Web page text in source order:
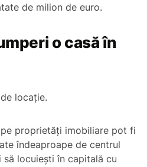
de milion de euro.
o casă în
locație.
proprietăți imobiliare pot fi
îndeaproape de centrul
locuiești în capitală cu